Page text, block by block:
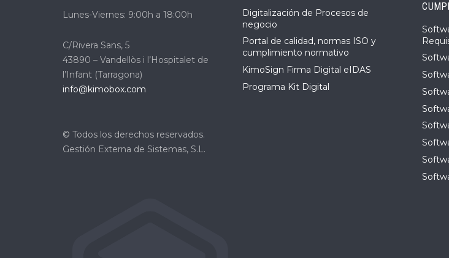
Lunes-Viernes: 9:00h a 18:00h
C/Rivera Sans, 5
43890 – Vandellòs i l’Hospitalet de
l’Infant (Tarragona)
info@kimobox.com
© Todos los derechos reservados.
Gestión Externa de Sistemas, S.L.
Digitalización de Procesos de
negocio
Portal de calidad, normas ISO y
cumplimiento normativo
KimoSign Firma Digital eIDAS
Programa Kit Digital